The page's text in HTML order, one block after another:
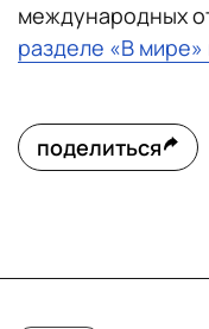
международных
разделе «В
поделиться